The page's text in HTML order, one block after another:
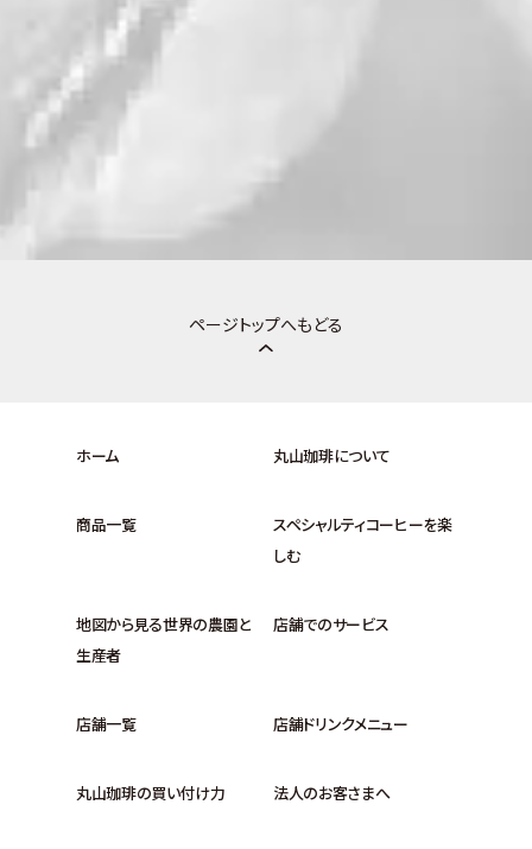
ページトップへもどる
ホーム 丸山珈琲について
商品一覧
スペシャルティコーヒーを楽
しむ
地図から見る世界の農園と
生産者
店舗でのサービス
店舗一覧 店舗ドリンクメニュー
丸山珈琲の買い付け力 法人のお客さまへ